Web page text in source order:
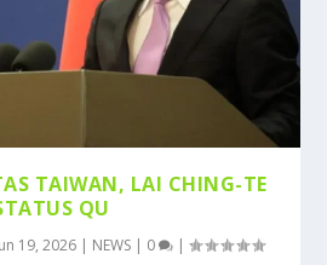
TAIWAN, LAI CHING-TE
QU
19, 2026 | NEWS | 0 |